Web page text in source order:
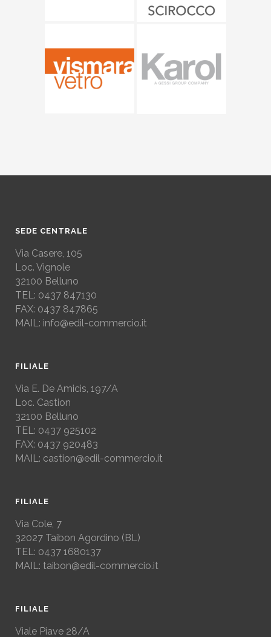
SEDE CENTRALE
Via Casere, 105
Loc. Vignole
32100 Belluno
TEL: 0437 847130
FAX: 0437 847865
MAIL: info@edil-commercio.it
FILIALE
Via E. De Amicis, 197/A
Loc. Castion
32100 Belluno
TEL: 0437 925102
FAX: 0437 920483
MAIL: castion@edil-commercio.it
FILIALE
Via Cole, 7
32027 Taibon Agordino (BL)
TEL: 0437 1680137
MAIL: taibon@edil-commercio.it
FILIALE
Viale Piave 28/A